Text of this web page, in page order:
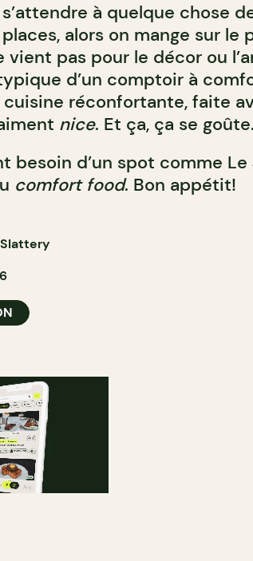
à quelque chose
alors on mange sur le
vient pas pour le décor ou
d’un comptoir à
réconfortante, faite
nice. Et ça, ça se goûte.
besoin d’un spot comme Le
comfort food. Bon appétit!